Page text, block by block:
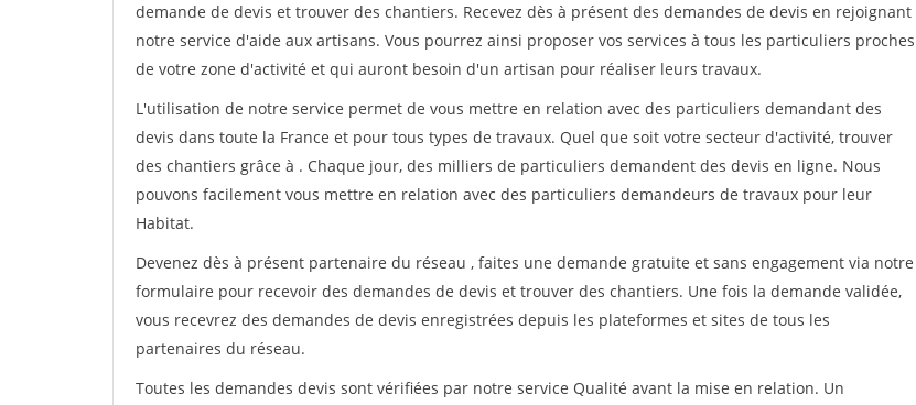
demande de devis et trouver des chantiers. Recevez dès à présent des demandes de devis en rejoignant
notre service d'aide aux artisans. Vous pourrez ainsi proposer vos services à tous les particuliers proches
de votre zone d'activité et qui auront besoin d'un artisan pour réaliser leurs travaux.
L'utilisation de notre service permet de vous mettre en relation avec des particuliers demandant des
devis dans toute la France et pour tous types de travaux. Quel que soit votre secteur d'activité, trouver
des chantiers grâce à . Chaque jour, des milliers de particuliers demandent des devis en ligne. Nous
pouvons facilement vous mettre en relation avec des particuliers demandeurs de travaux pour leur
Habitat.
Devenez dès à présent partenaire du réseau , faites une demande gratuite et sans engagement via notre
formulaire pour recevoir des demandes de devis et trouver des chantiers. Une fois la demande validée,
vous recevrez des demandes de devis enregistrées depuis les plateformes et sites de tous les
partenaires du réseau.
Toutes les demandes devis sont vérifiées par notre service Qualité avant la mise en relation. Un